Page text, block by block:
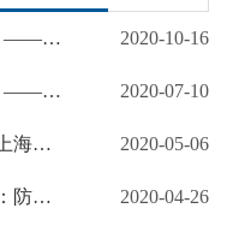
不忘初心同筑梦 牢记使命勇前行 ——上海市浦东新区工商联认真贯彻落实全国民营经济统战工作会议精神， 加强教育引导，深化理想信念教育 2020-10-16
一枝一叶总关情 同心聚力抗疫情 ——上海市嘉定区南翔镇商会在疫情防控中助推民营经济发展 2020-07-10
按下“快进键” 奏响“三步曲”——上海市嘉定区马陆镇商会助力企业复工复产 2020-05-06
上海市宝山区工商联大场镇商会：防疫复产两手抓 恢复经济促发展 2020-04-26